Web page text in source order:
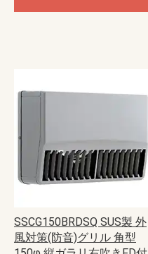
SSCG150BRDSQ SUS製 外
風対策(防音)グリル 角型